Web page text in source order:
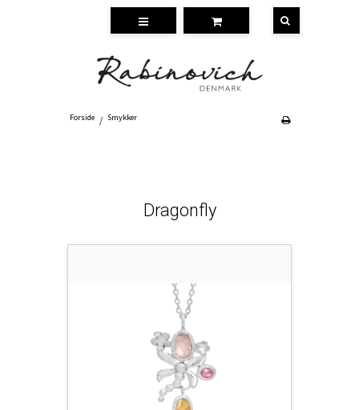
Forside / Smykker
Dragonfly